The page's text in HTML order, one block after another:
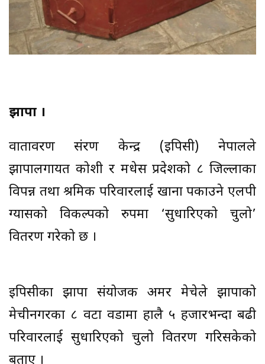
झापा ।
वातावरण संरक्षण केन्द्र (इपिसी) नेपालले
झापालगायत कोशी र मधेस प्रदेशको ८ जिल्लाका
विपन्न तथा श्रमिक परिवारलाई खाना पकाउने एलपी
ग्यासको विकल्पको रुपमा ‘सुधारिएको चुलो’
वितरण गरेको छ ।
इपिसीका झापा संयोजक अमर मेचेले झापाको
मेचीनगरका ८ वटा वडामा हालै ५ हजारभन्दा बढी
परिवारलाई सुधारिएको चुलो वितरण गरिसकेको